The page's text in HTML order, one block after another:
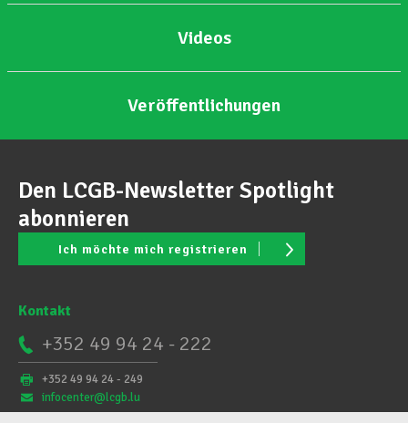
Videos
Veröffentlichungen
Den LCGB-Newsletter Spotlight
abonnieren
Ich möchte mich registrieren
Kontakt
+352 49 94 24 - 222
+352 49 94 24 - 249
infocenter@lcgb.lu